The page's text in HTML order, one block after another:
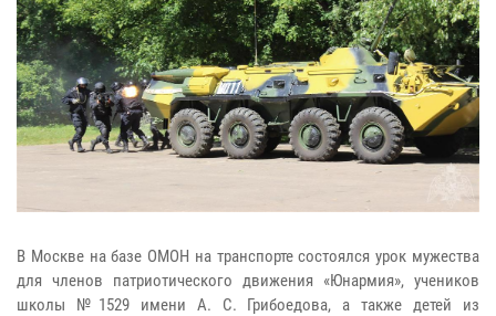
В Москве на базе ОМОН на транспорте состоялся урок мужества
для членов патриотического движения «Юнармия», учеников
школы №1529 имени А. С. Грибоедова, а также детей из